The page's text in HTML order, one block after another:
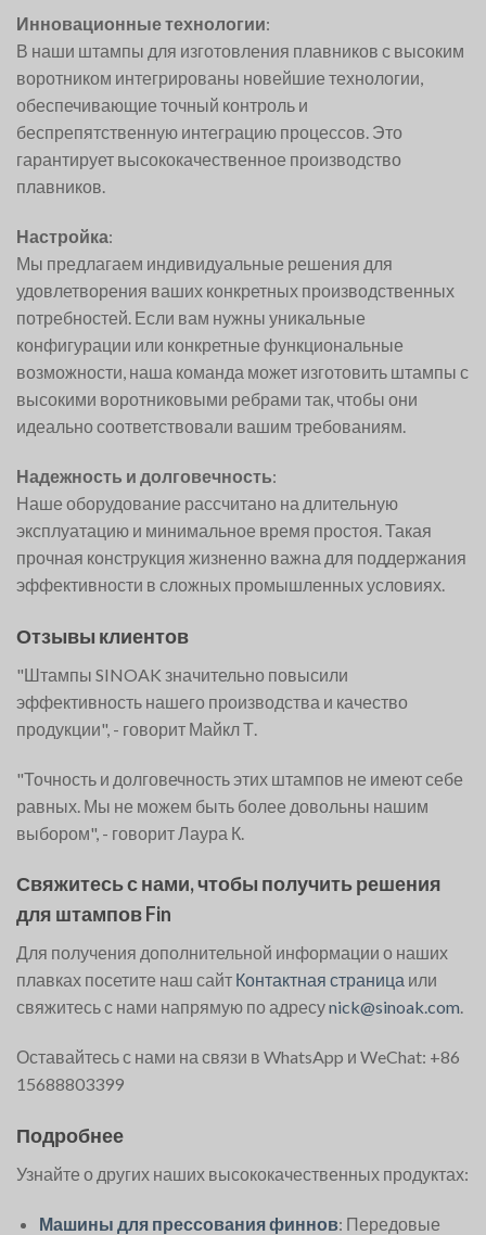
Инновационные технологии:
В наши штампы для изготовления плавников с высоким
воротником интегрированы новейшие технологии,
обеспечивающие точный контроль и
беспрепятственную интеграцию процессов. Это
гарантирует высококачественное производство
плавников.
Настройка:
Мы предлагаем индивидуальные решения для
удовлетворения ваших конкретных производственных
потребностей. Если вам нужны уникальные
конфигурации или конкретные функциональные
возможности, наша команда может изготовить штампы с
высокими воротниковыми ребрами так, чтобы они
идеально соответствовали вашим требованиям.
Надежность и долговечность:
Наше оборудование рассчитано на длительную
эксплуатацию и минимальное время простоя. Такая
прочная конструкция жизненно важна для поддержания
эффективности в сложных промышленных условиях.
Отзывы клиентов
"Штампы SINOAK значительно повысили
эффективность нашего производства и качество
продукции", - говорит Майкл Т.
"Точность и долговечность этих штампов не имеют себе
равных. Мы не можем быть более довольны нашим
выбором", - говорит Лаура К.
Свяжитесь с нами, чтобы получить решения
для штампов Fin
Для получения дополнительной информации о наших
плавках посетите наш сайт Контактная страница или
свяжитесь с нами напрямую по адресуnick@sinoak.com.
Оставайтесь с нами на связи в WhatsApp и WeChat: +86
15688803399
Подробнее
Узнайте о других наших высококачественных продуктах:
Машины для прессования финнов: Передовые